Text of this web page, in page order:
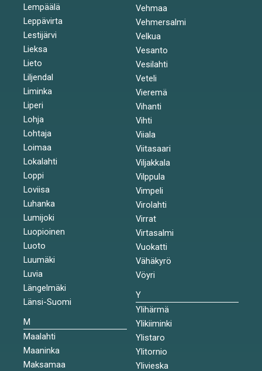
Lempäälä
Leppävirta
Lestijärvi
Lieksa
Lieto
Liljendal
Liminka
Liperi
Lohja
Lohtaja
Loimaa
Lokalahti
Loppi
Loviisa
Luhanka
Lumijoki
Luopioinen
Luoto
Luumäki
Luvia
Längelmäki
Länsi-Suomi
M
Maalahti
Maaninka
Maksamaa
Vehmaa
Vehmersalmi
Velkua
Vesanto
Vesilahti
Veteli
Vieremä
Vihanti
Vihti
Viiala
Viitasaari
Viljakkala
Vilppula
Vimpeli
Virolahti
Virrat
Virtasalmi
Vuokatti
Vähäkyrö
Vöyri
Y
Ylihärmä
Ylikiiminki
Ylistaro
Ylitornio
Ylivieska